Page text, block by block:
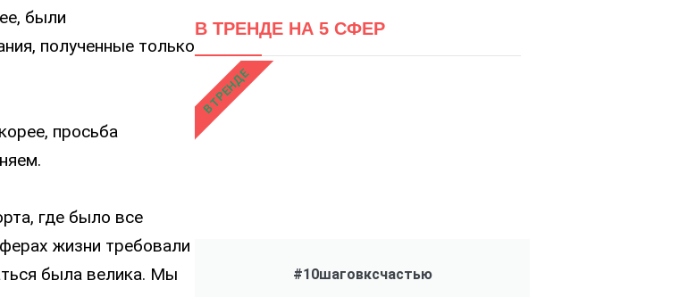
были
полученные только
просьба
где было все
жизни требовали
была велика. Мы
В ТРЕНДЕ НА 5 СФЕР
#10шаговксчастью
В ТРЕНДЕ